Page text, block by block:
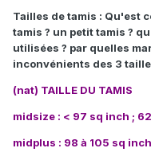
Tailles de tamis : Qu'est
tamis ? un petit tamis ?
utilisées ? par quelles
inconvénients des 3
(nat) TAILLE DU TAMIS
midsize : < 97 sq inch ;
midplus : 98 à 105 sq